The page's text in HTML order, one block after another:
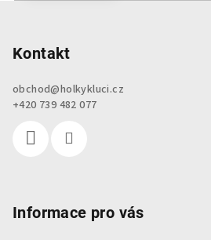
Kontakt
obchod@holkykluci.cz
+420 739 482 077
Informace pro vás